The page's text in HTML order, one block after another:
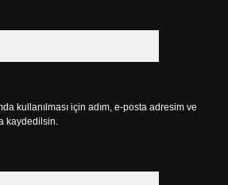
kullanılması için adım, e-posta adresim ve
kaydedilsin.